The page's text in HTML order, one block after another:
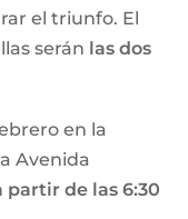
el triunfo. El
serán las dos
en la
Avenida
partir de las 6:30